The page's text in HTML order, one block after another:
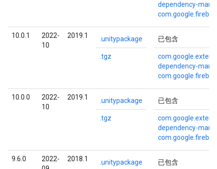
dependency-
10.0.1
2022-
10
2019.1 .unitypackage
.tgz
已包含
dependency-
10.0.0
2022-
10
2019.1 .unitypackage
.tgz
已包含
dependency-
9.6.0
2022-
2018.1 .unitypackage 已包含